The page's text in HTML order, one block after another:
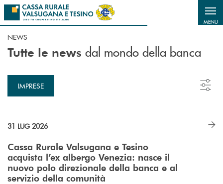
Salta al contenuto principale
MENU
NEWS
Tutte le news dal mondo della banca
IMPRESE
31 LUG 2026
Cassa Rurale Valsugana e Tesino
acquista l’ex albergo Venezia: nasce il
nuovo polo direzionale della banca e al
servizio della comunità